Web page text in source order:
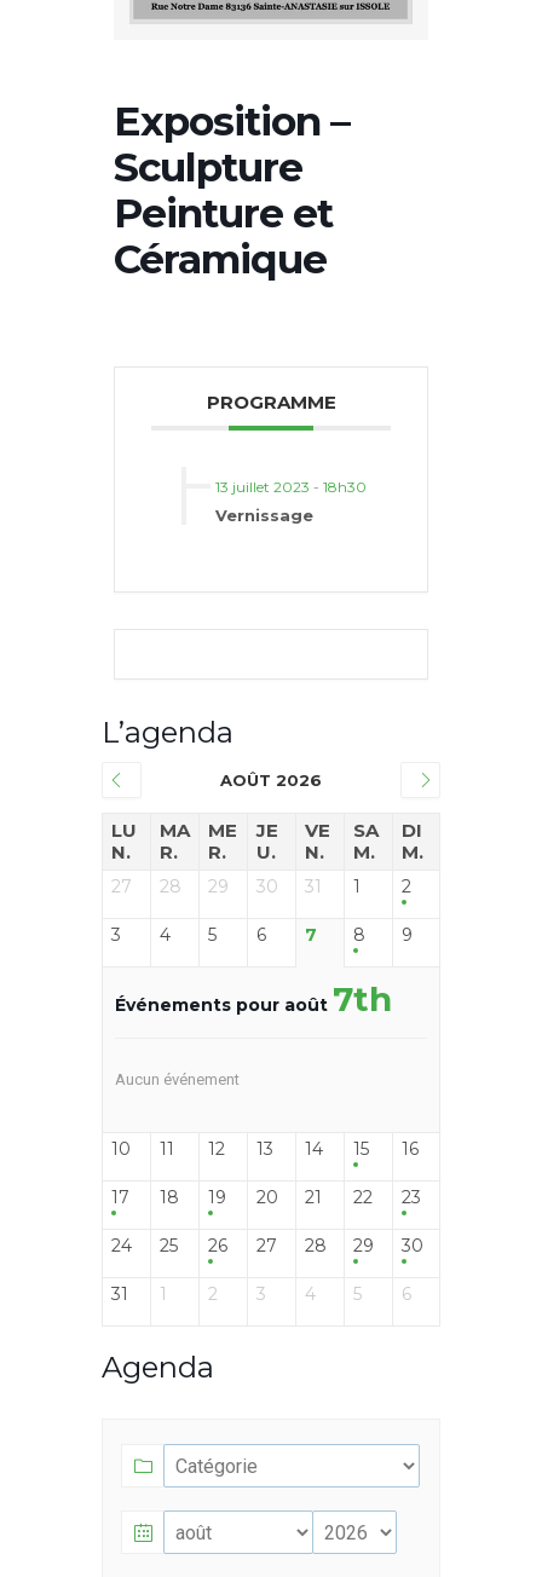
Exposition –
Sculpture
Peinture et
Céramique
PROGRAMME
13 juillet 2023 - 18h30
Vernissage
L’agenda
AOÛT 2026
LU
N.
MA
R.
ME
R.
JE
U.
VE
N.
SA
M.
DI
M.
27 28 29 30 31 1 2
3 4 5 6 7 8 9
Événements pour août 7th
Aucun événement
10 11 12 13 14 15 16
17 18 19 20 21 22 23
24 25 26 27 28 29 30
31 1 2 3 4 5 6
Agenda